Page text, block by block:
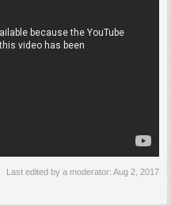
Last edited by a moderator: Aug 2, 2017